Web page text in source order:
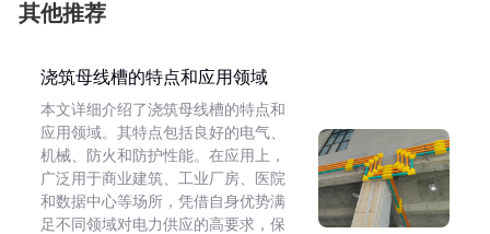
其他推荐
浇筑母线槽的特点和应用领域
本文详细介绍了浇筑母线槽的特点和
应用领域。其特点包括良好的电气、
机械、防火和防护性能。在应用上，
广泛用于商业建筑、工业厂房、医院
和数据中心等场所，凭借自身优势满
足不同领域对电力供应的高要求，保